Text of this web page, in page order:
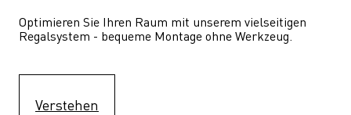
Optimieren Sie Ihren Raum mit unserem vielseitigen
Regalsystem - bequeme Montage ohne Werkzeug.
Verstehen